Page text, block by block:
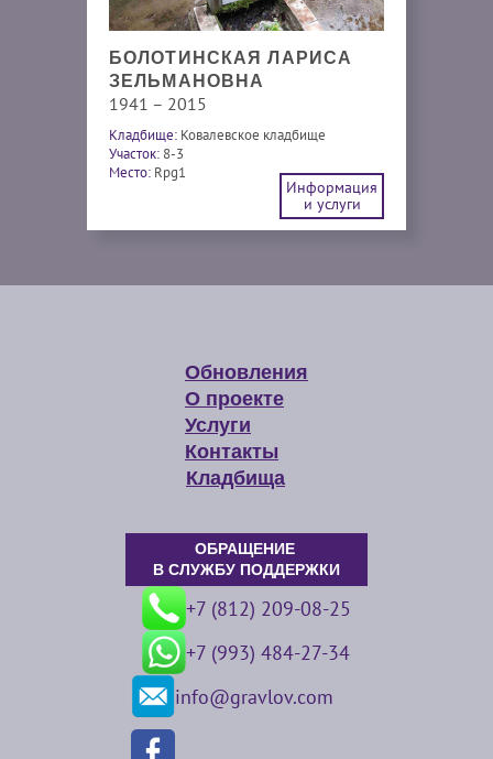
БОЛОТИНСКАЯ ЛАРИСА
ЗЕЛЬМАНОВНА
1941 – 2015
Кладбище: Ковалевское кладбище
Участок: 8-3
Место: Rpg1
Информация
и услуги
Обновления
О проекте
Услуги
Контакты
Кладбища
ОБРАЩЕНИЕ
В СЛУЖБУ ПОДДЕРЖКИ
+7 (812) 209-08-25
+7 (993) 484-27-34
info@gravlov.com